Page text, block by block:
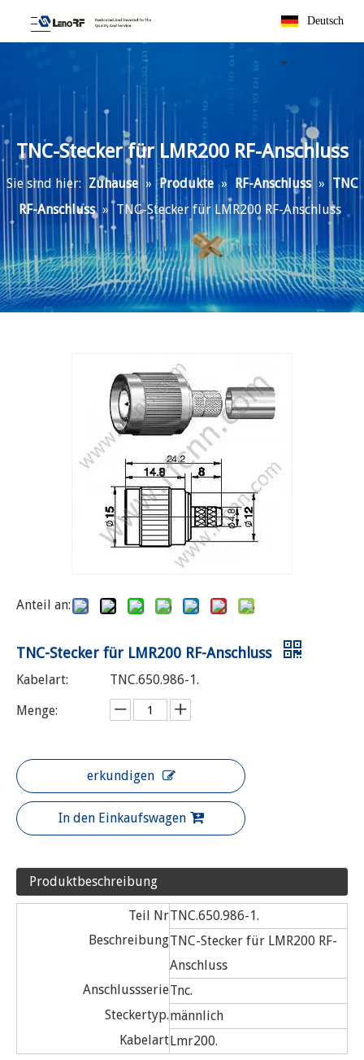
Deutsch
TNC-Stecker für LMR200 RF-Anschluss
Sie sind hier: Zuhause » Produkte » RF-Anschluss » TNC
RF-Anschluss » TNC-Stecker für LMR200 RF-Anschluss
Anteil an:
TNC-Stecker für LMR200 RF-Anschluss
Kabelart:
TNC.650.986-1.
Menge:
erkundigen
In den Einkaufswagen
Produktbeschreibung
Teil NrTNC.650.986-1.
BeschreibungTNC-Stecker für LMR200 RF-
Anschluss
AnschlussserieTnc.
Steckertyp.männlich
KabelartLmr200.